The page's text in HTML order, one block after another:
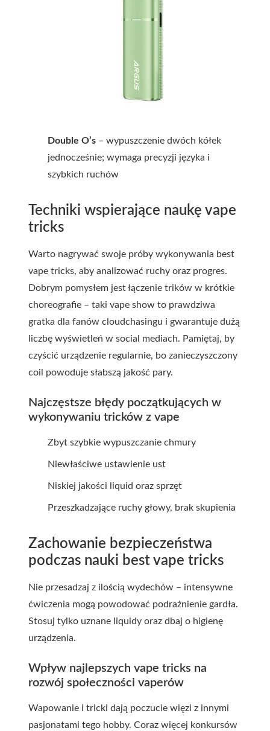
Double O’s – wypuszczenie dwóch kółek
jednocześnie; wymaga precyzji języka i
szybkich ruchów
Techniki wspierające naukę vape
tricks
Warto nagrywać swoje próby wykonywania best
vape tricks, aby analizować ruchy oraz progres.
Dobrym pomysłem jest łączenie trików w krótkie
choreografie – taki vape show to prawdziwa
gratka dla fanów cloudchasingu i gwarantuje dużą
liczbę wyświetleń w social mediach. Pamiętaj, by
czyścić urządzenie regularnie, bo zanieczyszczony
coil powoduje słabszą jakość pary.
Najczęstsze błędy początkujących w
wykonywaniu tricków z vape
Zbyt szybkie wypuszczanie chmury
Niewłaściwe ustawienie ust
Niskiej jakości liquid oraz sprzęt
Przeszkadzające ruchy głowy, brak skupienia
Zachowanie bezpieczeństwa
podczas nauki best vape tricks
Nie przesadzaj z ilością wydechów – intensywne
ćwiczenia mogą powodować podrażnienie gardła.
Stosuj tylko uznane liquidy oraz dbaj o higienę
urządzenia.
Wpływ najlepszych vape tricks na
rozwój społeczności vaperów
Wapowanie i tricki dają poczucie więzi z innymi
pasjonatami tego hobby. Coraz więcej konkursów